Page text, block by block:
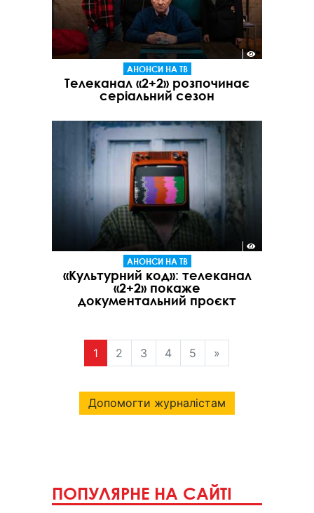
АНОНСИ НА ТВ
Телеканал «2+2» розпочинає
серіальний сезон
АНОНСИ НА ТВ
«Культурний код»: телеканал
«2+2» покаже
документальний проєкт
1 2 3 4 5 »
Допомогти журналістам
ПОПУЛЯРНЕ НА САЙТІ